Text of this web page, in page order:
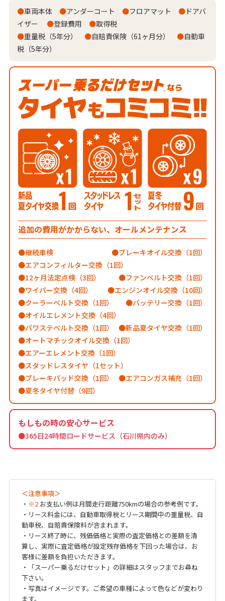
●車両本体 ●アンダーコート ●フロアマット ●ドアバ
イザー ●登録費用 ●取得税
●重量税（5年分） ●自賠責保険（61ヶ月分） ●自動車
税（5年分）
追加の費用がかからない、オールメンテナンス
継続車検
ブレーキオイル交換（1回）
エアコンフィルター交換（1回）
12ヶ月法定点検（3回）
ファンベルト交換（1回）
ワイパー交換（4回）
エンジンオイル交換（10回）
クーラーベルト交換（1回）
バッテリー交換（1回）
オイルエレメント交換（4回）
パワステベルト交換（1回）
新品夏タイヤ交換（1回）
オートマチックオイル交換（1回）
エアーエレメント交換（1回）
スタッドレスタイヤ（1セット）
ブレーキパッド交換（1回）
エアコンガス補充（1回）
夏冬タイヤ付替（9回）
もしもの時の安心サービス
●365日24時間ロードサービス（石川県内のみ）
＜注意事項＞
・ ※2お支払い例は月間走行距離750kmの場合の参考例です。
・リース料金には、自動車取得税とリース期間中の重量税、自
動車税、自賠責保険料が含まれます。
・リース終了時に、残価価格と実際の査定価格との差額を清
算し、実際に査定価格が設定残存価格を下回った場合は、お
客様に差額を負担いただきます。
・「スーパー乗るだけセット」の詳細はスタッフまでお尋ね
下さい。
・写真はイメージです。ご希望の車種によって色などが変わり
ます。